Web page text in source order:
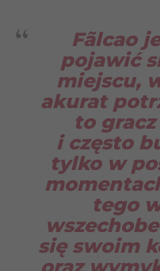
Fãlcao
pojawić
miejscu,
akurat
to
i często
tylko w
tego
się swoim